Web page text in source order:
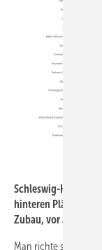
Schleswig-Holstein
hinteren Plätze ein
Zubau, vor allem in
Man richte sich auf